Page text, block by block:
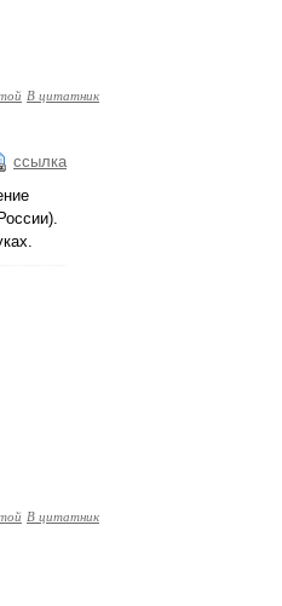
В цитатник
ссылка
В цитатник